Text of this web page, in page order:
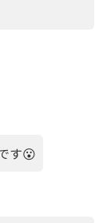
す😮